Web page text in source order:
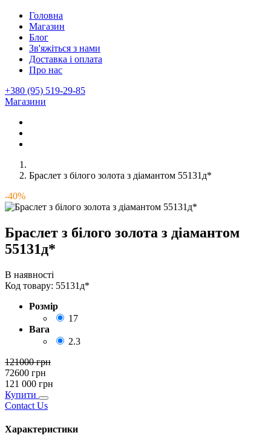
Головна
Магазин
Блог
Зв'яжіться з нами
Доставка і оплата
Про нас
+380 (95) 519-29-85
Магазини
Браслет з білого золота з діамантом 55131д*
-40%
Браслет з білого золота з діамантом
55131д*
В наявності
Код товару: 55131д*
Розмір
17
Вага
2.3
121000грн
72600 грн
121 000 грн
Купити
Contact Us
Характеристики